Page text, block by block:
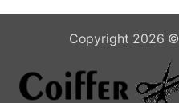
variations.
options
peuvent
Copyright 2026 ©